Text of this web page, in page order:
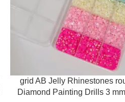
5 grid AB Jelly Rhinestones
Diamond Painting Drills 3